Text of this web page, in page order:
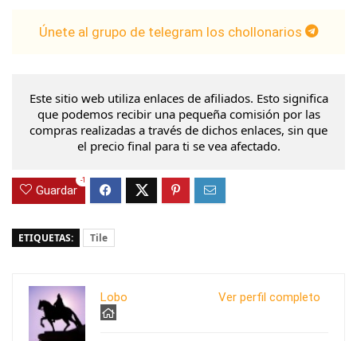
Únete al grupo de telegram los chollonarios
Este sitio web utiliza enlaces de afiliados. Esto significa
que podemos recibir una pequeña comisión por las
compras realizadas a través de dichos enlaces, sin que
el precio final para ti se vea afectado.
Guardar
-1
ETIQUETAS: Tile
Ver perfil completo
Lobo